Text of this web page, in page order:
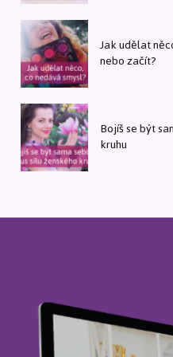
Jak udělat
nebo začít?
Bojíš se být
kruhu